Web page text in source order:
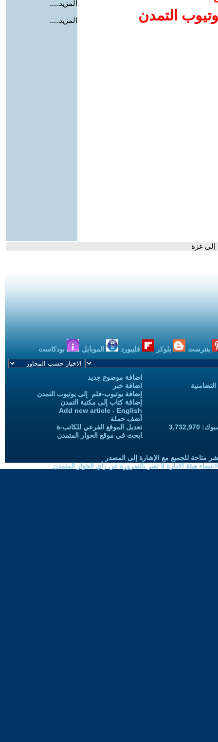
التمدن
المزيد.....
المزيد.....
غزة
بنترست بلوكر فليبورد الموبايل بودكاست
اضافة موضوع جديد
اضافة خبر
إضافة يوتيوب-فلم إلى يوتيوب التمدن
إضافة كتاب إلى مكتبة التمدن
Add new article - English
أضف حملة
تعديل الموقع الفرعي للكاتب-ة
ابحث في موقع الحوار المتمدن
متاحة للجميع مع الإشارة إلى المصدر
هيئة الادارة لا تعبر بالضرورة عن رأي الحوار المتمدن